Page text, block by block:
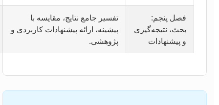
فصل پنجم:
بحث، نتیجه‌گیری
و پیشنهادات
تفسیر جامع نتایج، مقایسه با
پیشینه، ارائه پیشنهادات کاربردی و
پژوهشی.